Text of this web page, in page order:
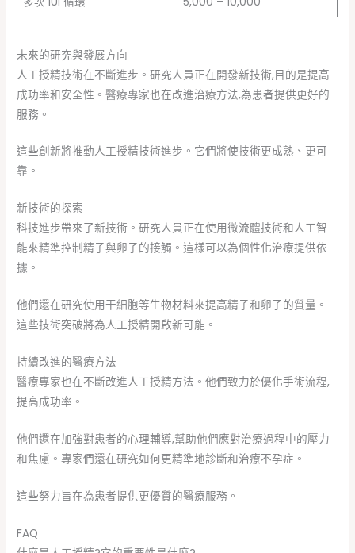
未來的研究與發展方向
人工授精技術在不斷進步。研究人員正在開發新技術,目的是提高
成功率和安全性。醫療專家也在改進治療方法,為患者提供更好的
服務。
這些創新將推動人工授精技術進步。它們將使技術更成熟、更可
靠。
新技術的探索
科技進步帶來了新技術。研究人員正在使用微流體技術和人工智
能來精準控制精子與卵子的接觸。這樣可以為個性化治療提供依
據。
他們還在研究使用干細胞等生物材料來提高精子和卵子的質量。
這些技術突破將為人工授精開啟新可能。
持續改進的醫療方法
醫療專家也在不斷改進人工授精方法。他們致力於優化手術流程,
提高成功率。
他們還在加強對患者的心理輔導,幫助他們應對治療過程中的壓力
和焦慮。專家們還在研究如何更精準地診斷和治療不孕症。
這些努力旨在為患者提供更優質的醫療服務。
FAQ